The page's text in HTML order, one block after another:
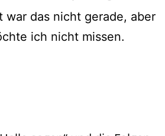
war das nicht gerade, aber
ich nicht missen.